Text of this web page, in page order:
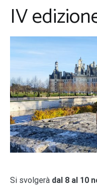
IV
Si svolgerà dal 8 al 10